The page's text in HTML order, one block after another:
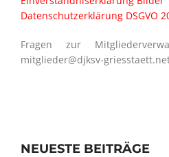
Datenschutzerklärung DSGVO
Fragen zur
mitglieder@djksv-
NEUESTE BEITRÄGE